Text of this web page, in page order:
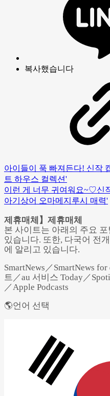
복사했습니다
아이들이 푹 빠져든다! 신작
트 하우스 컬렉션'
이런 게 너무 귀여워요~♡신
아기상어 오마메지루시 매력'
제휴매체】제휴매체
본 사이트는 아래의 주요
있습니다. 또한, 다국어 전
에 알리고 있습니다.
SmartNews／SmartNews
트／au 서비스 Today／
／Apple Podcasts
🌎언어 선택